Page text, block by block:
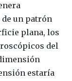
un patrón
plana, los
del
estaría